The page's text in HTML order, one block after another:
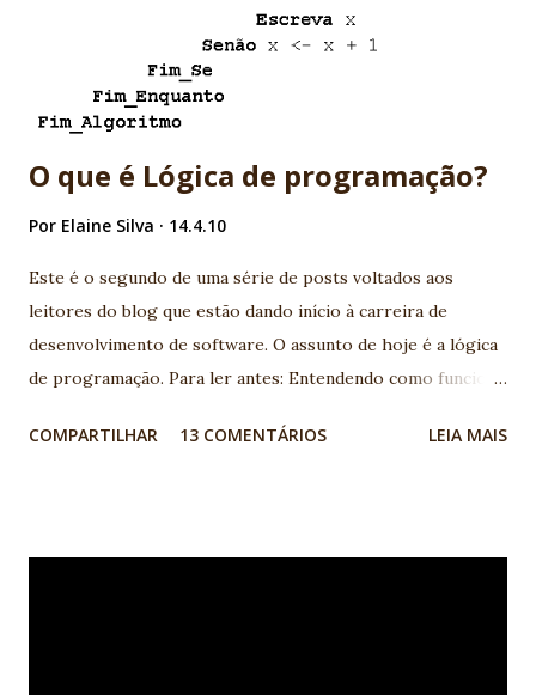
capa que pode sumir. Bem, essa nem precisa de explicação.
Muitos programadores sofrem de síndrome de Sheila. -
Presto: é o mágico que em situações extremas tenta tirar
algo do chapéu, mas nunca funciona. Basicamente é...
O que é Lógica de programação?
Por Elaine Silva 14.4.10
Este é o segundo de uma série de posts voltados aos
leitores do blog que estão dando início à carreira de
desenvolvimento de software. O assunto de hoje é a lógica
de programação. Para ler antes: Entendendo como funciona
programação, lógica, banco de dados A lógica de
COMPARTILHAR 13 COMENTÁRIOS LEIA MAIS